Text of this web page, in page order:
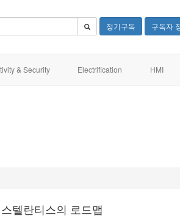
정기구독 구독자
& Security Electrification HMI
텔란티스의 로드맵